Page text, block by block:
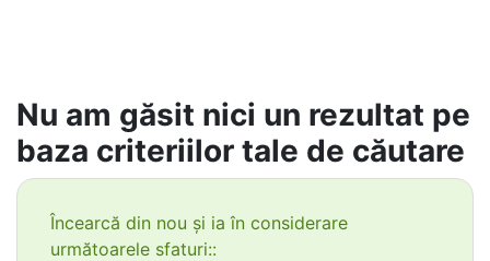
Nu am găsit nici un rezultat pe
baza criteriilor tale de căutare
Încearcă din nou și ia în considerare
următoarele sfaturi::